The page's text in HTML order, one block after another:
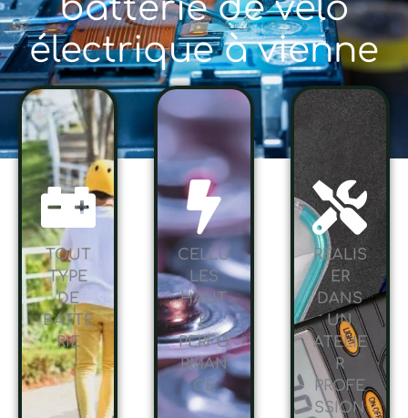
batterie de vélo
électrique à vienne
TOUT
TYPE
DE
BATTE
RIE
CELLU
LES
HAUT
E
PERFO
RMAN
CE
RÉALIS
ER
DANS
UN
ATELIE
R
PROFE
SSION